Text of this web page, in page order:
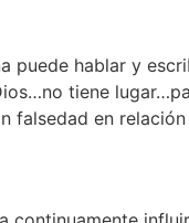
puede hablar y
tiene
falsedad en